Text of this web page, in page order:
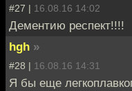
#27 | 16.08.16 14:02
Дементию респект!!!!
hgh »
#28 | 16.08.16 14:31
Я бы еще